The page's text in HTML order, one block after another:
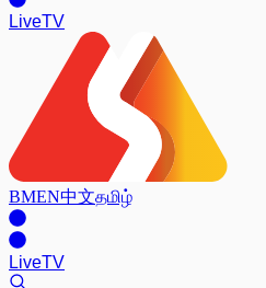
LiveTV
BMEN中文தமிழ்
LiveTV